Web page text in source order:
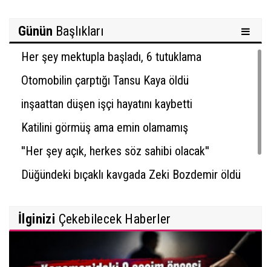
Günün Başlıkları
Her şey mektupla başladı, 6 tutuklama
Otomobilin çarptığı Tansu Kaya öldü
inşaattan düşen işçi hayatını kaybetti
Katilini görmüş ama emin olamamış
''Her şey açık, herkes söz sahibi olacak''
Düğündeki bıçaklı kavgada Zeki Bozdemir öldü
İlginizi Çekebilecek Haberler